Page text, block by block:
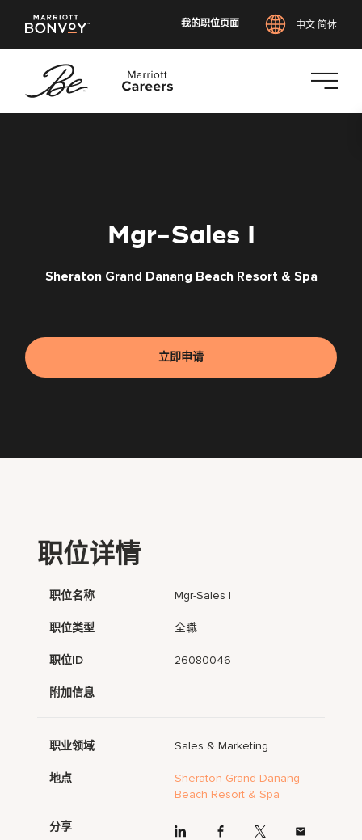
我的职位页面 中文 简体
Mgr-Sales I
Sheraton Grand Danang Beach Resort & Spa
立即申请
职位详情
职位名称 Mgr-Sales I
职位类型 全職
职位ID 26080046
附加信息
职业领域 Sales & Marketing
地点
Sheraton Grand Danang
Beach Resort & Spa
分享